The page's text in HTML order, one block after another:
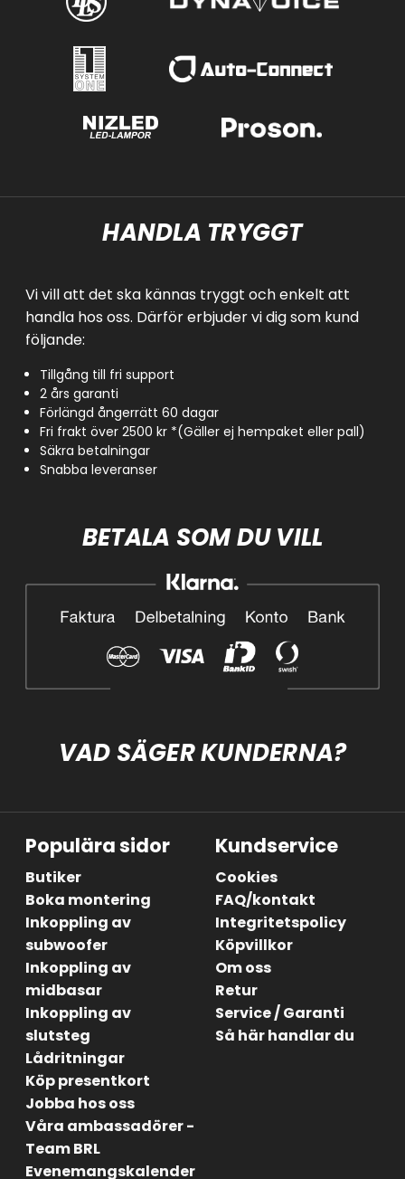
HANDLA TRYGGT
Vi vill att det ska kännas tryggt och enkelt att
handla hos oss. Därför erbjuder vi dig som kund
följande:
Tillgång till fri support
2 års garanti
Förlängd ångerrätt 60 dagar
Fri frakt över 2500 kr *(Gäller ej hempaket eller pall)
Säkra betalningar
Snabba leveranser
BETALA SOM DU VILL
VAD SÄGER KUNDERNA?
Populära sidor
Butiker
Boka montering
Inkoppling av
subwoofer
Inkoppling av
midbasar
Inkoppling av
slutsteg
Lådritningar
Köp presentkort
Jobba hos oss
Våra ambassadörer -
Team BRL
Evenemangskalender
Kundservice
Cookies
FAQ/kontakt
Integritetspolicy
Köpvillkor
Om oss
Retur
Service / Garanti
Så här handlar du